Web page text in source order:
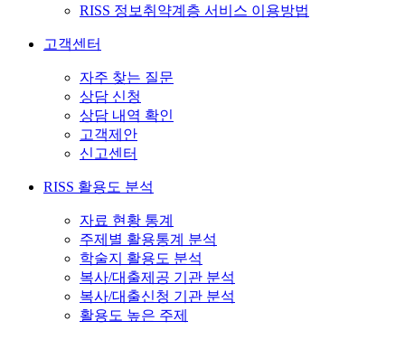
RISS 정보취약계층 서비스 이용방법
고객센터
자주 찾는 질문
상담 신청
상담 내역 확인
고객제안
신고센터
RISS 활용도 분석
자료 현황 통계
주제별 활용통계 분석
학술지 활용도 분석
복사/대출제공 기관 분석
복사/대출신청 기관 분석
활용도 높은 주제